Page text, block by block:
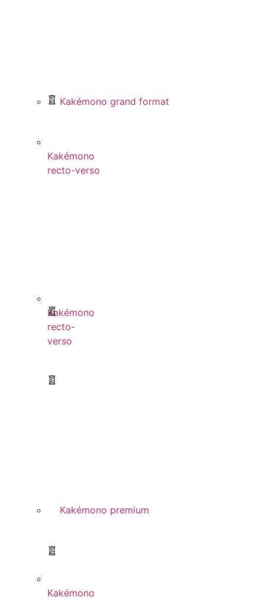
Kakémono
recto-verso
Kakémono
Kakémono
recto-
verso
Kakémono grand format
Kakémono premium